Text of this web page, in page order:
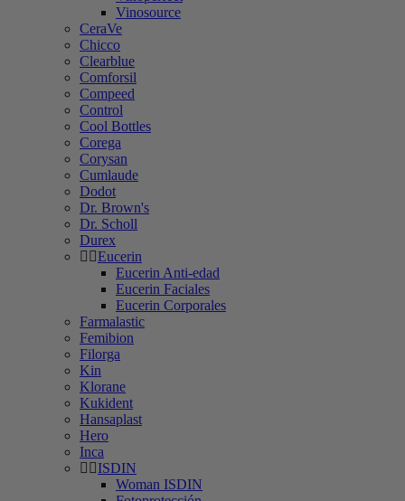
Vinosource
CeraVe
Chicco
Clearblue
Comforsil
Compeed
Control
Cool Bottles
Corega
Corysan
Cumlaude
Dodot
Dr. Brown's
Dr. Scholl
Durex
Eucerin
Eucerin Anti-edad
Eucerin Faciales
Eucerin Corporales
Farmalastic
Femibion
Filorga
Kin
Klorane
Kukident
Hansaplast
Hero
Inca
ISDIN
Woman ISDIN